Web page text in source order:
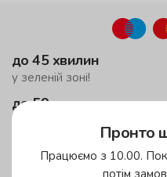
до 45 хвилин
у зеленій зоні!
до 59 хвилин
у жовтій зоні
безкоштовна доставка
від 500 грн
Пронто
Працюємо з 10.00.
потім